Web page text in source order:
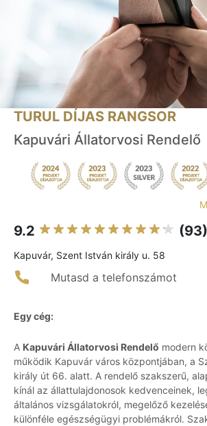
TURUL DÍJAS RANGSOR
Kapuvári Állatorvosi Rendelő
9.2 (93)
Kapuvár, Szent István király u. 58
Mutasd a telefonszámot
Egy cég:
A Kapuvári Állatorvosi Rendelő modern
működik Kapuvár város központjában, a
király út 66. alatt. A rendelő szakszerű,
kínál az állattulajdonosok kedvenceinek,
általános vizsgálatokról, megelőző
különféle egészségügyi problémákról.